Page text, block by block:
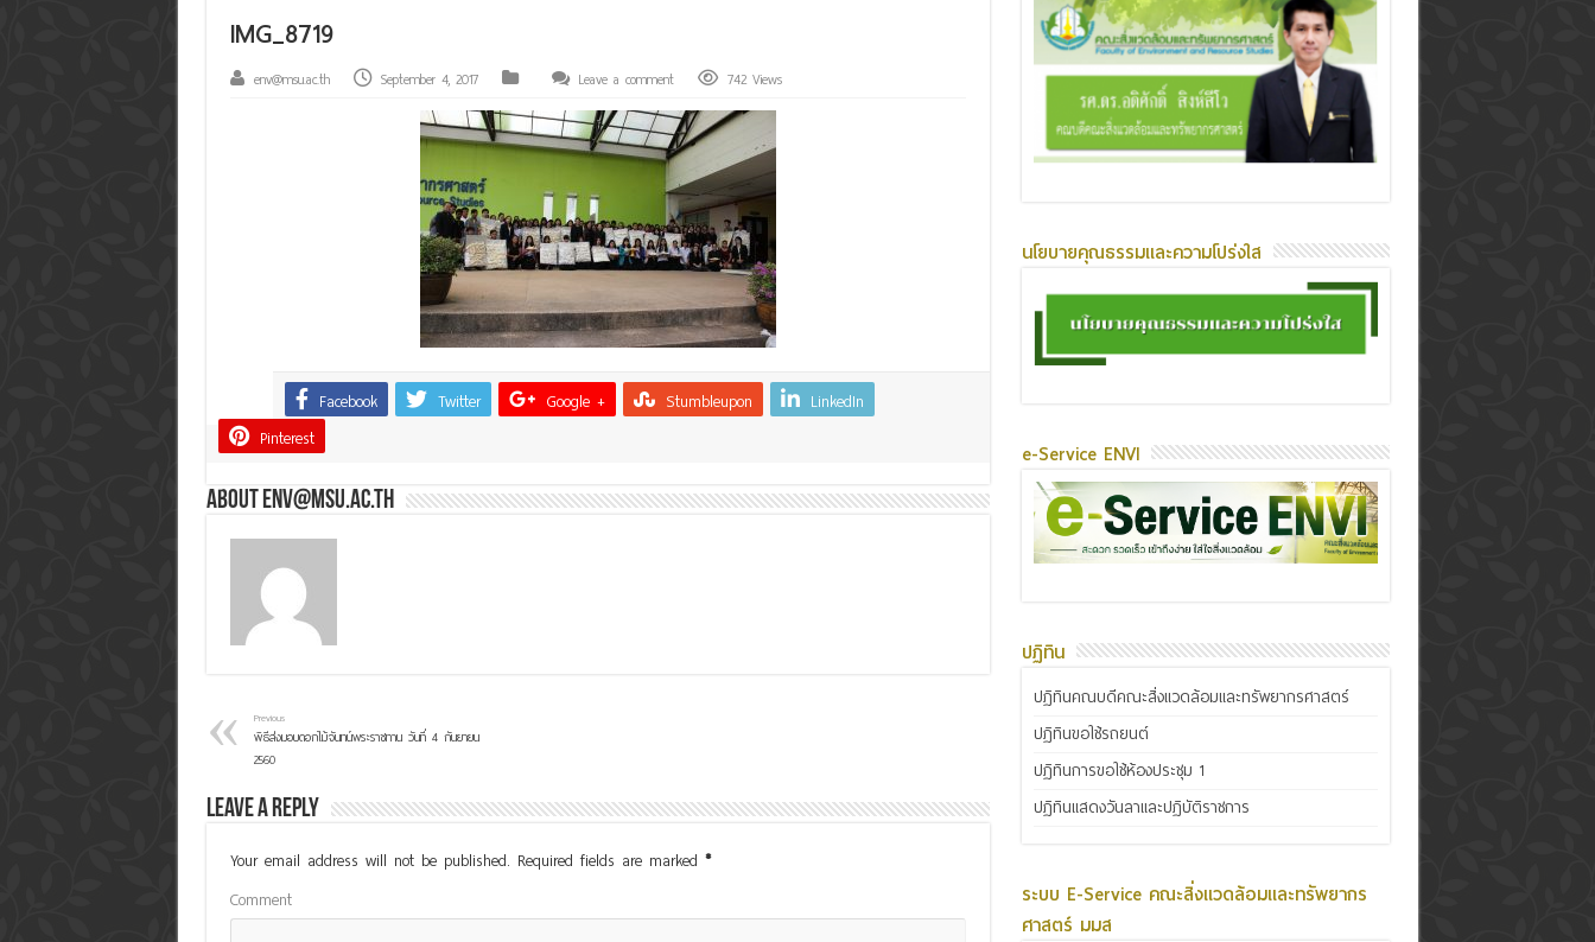
IMG_8719
env@msu.ac.th September 4, 2017 Leave a comment 742 Views
Facebook Twitter Google + Stumbleupon
LinkedIn
Pinterest
About env@msu.ac.th
Previous
พิธีส่งมอบดอกไม้จันทน์พระราชทาน วันที่ 4 กันยายน
2560
Leave a Reply
Your email address will not be published. Required fields are marked *
Comment
นโยบายคุณธรรมและความโปร่งใส
e-Service ENVI
ปฏิทิน
ปฏิทินคณบดีคณะสิ่งแวดล้อมและทรัพยากรศาสตร์
ปฏิทินขอใช้รถยนต์
ปฏิทินการขอใช้ห้องประชุม 1
ปฏิทินแสดงวันลาและปฏิบัติราชการ
ระบบ E-Service คณะสิ่งแวดล้อมและทรัพยากร
ศาสตร์ มมส